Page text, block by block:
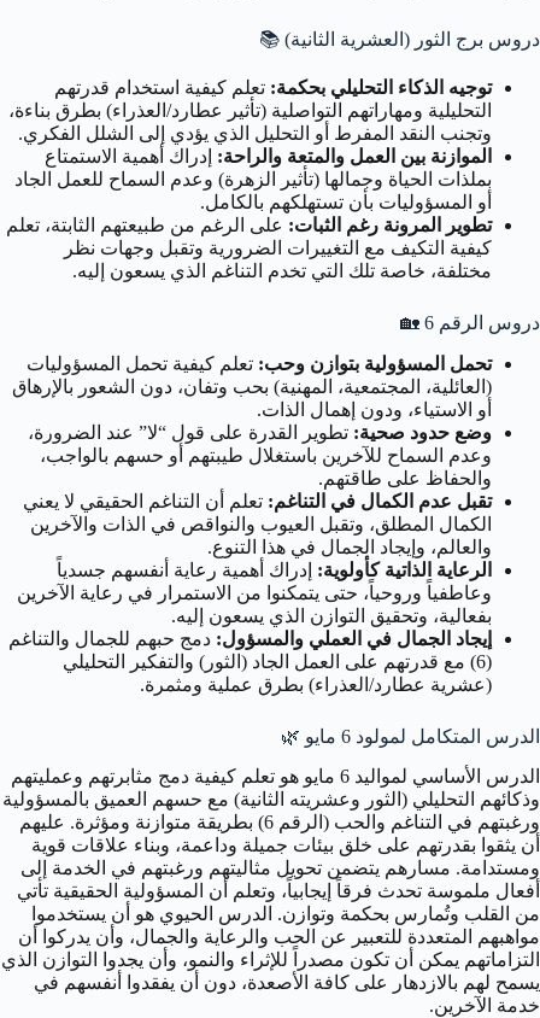
دروس برج الثور (العشرية الثانية) 📚
توجيه الذكاء التحليلي بحكمة: تعلم كيفية استخدام قدرتهم
التحليلية ومهاراتهم التواصلية (تأثير عطارد/العذراء) بطرق بناءة،
وتجنب النقد المفرط أو التحليل الذي يؤدي إلى الشلل الفكري.
الموازنة بين العمل والمتعة والراحة: إدراك أهمية الاستمتاع
بملذات الحياة وجمالها (تأثير الزهرة) وعدم السماح للعمل الجاد
أو المسؤوليات بأن تستهلكهم بالكامل.
تطوير المرونة رغم الثبات: على الرغم من طبيعتهم الثابتة، تعلم
كيفية التكيف مع التغييرات الضرورية وتقبل وجهات نظر
مختلفة، خاصة تلك التي تخدم التناغم الذي يسعون إليه.
دروس الرقم 6
🏡
تحمل المسؤولية بتوازن وحب: تعلم كيفية تحمل المسؤوليات
(العائلية، المجتمعية، المهنية) بحب وتفان، دون الشعور بالإرهاق
أو الاستياء، ودون إهمال الذات.
وضع حدود صحية: تطوير القدرة على قول “لا” عند الضرورة،
وعدم السماح للآخرين باستغلال طيبتهم أو حسهم بالواجب،
والحفاظ على طاقتهم.
تقبل عدم الكمال في التناغم: تعلم أن التناغم الحقيقي لا يعني
الكمال المطلق، وتقبل العيوب والنواقص في الذات والآخرين
والعالم، وإيجاد الجمال في هذا التنوع.
الرعاية الذاتية كأولوية: إدراك أهمية رعاية أنفسهم جسدياً
وعاطفياً وروحياً، حتى يتمكنوا من الاستمرار في رعاية الآخرين
بفعالية، وتحقيق التوازن الذي يسعون إليه.
إيجاد الجمال في العملي والمسؤول: دمج حبهم للجمال والتناغم
(6) مع قدرتهم على العمل الجاد (الثور) والتفكير التحليلي
(عشرية عطارد/العذراء) بطرق عملية ومثمرة.
الدرس المتكامل لمولود 6 مايو
🌿
الدرس الأساسي لمواليد 6 مايو هو تعلم كيفية دمج مثابرتهم وعمليتهم
وذكائهم التحليلي (الثور وعشريته الثانية) مع حسهم العميق بالمسؤولية
ورغبتهم في التناغم والحب (الرقم 6) بطريقة متوازنة ومؤثرة. عليهم
أن يثقوا بقدرتهم على خلق بيئات جميلة وداعمة، وبناء علاقات قوية
ومستدامة. مسارهم يتضمن تحويل مثاليتهم ورغبتهم في الخدمة إلى
أفعال ملموسة تحدث فرقاً إيجابياً، وتعلم أن المسؤولية الحقيقية تأتي
من القلب وتُمارس بحكمة وتوازن. الدرس الحيوي هو أن يستخدموا
مواهبهم المتعددة للتعبير عن الحب والرعاية والجمال، وأن يدركوا أن
التزاماتهم يمكن أن تكون مصدراً للإثراء والنمو، وأن يجدوا التوازن الذي
يسمح لهم بالازدهار على كافة الأصعدة، دون أن يفقدوا أنفسهم في
خدمة الآخرين.